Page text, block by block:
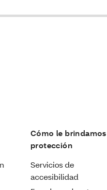
Cómo le brindamos
protección
Servicios de
accesibilidad